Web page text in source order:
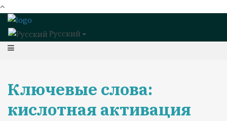
Русский
Ключевые слова:
кислотная активация